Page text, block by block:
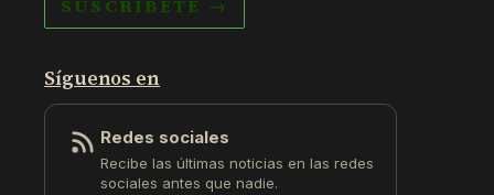
SUSCRÍBETE →
Síguenos en
Redes sociales
Recibe las últimas noticias en las redes
sociales antes que nadie.